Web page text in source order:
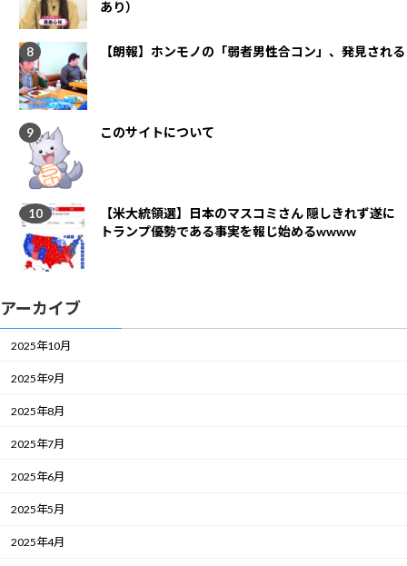
あり）
【朗報】ホンモノの「弱者男性合コン」、発見される
このサイトについて
【米大統領選】日本のマスコミさん 隠しきれず遂に
トランプ優勢である事実を報じ始めるwwww
アーカイブ
2025年10月
2025年9月
2025年8月
2025年7月
2025年6月
2025年5月
2025年4月